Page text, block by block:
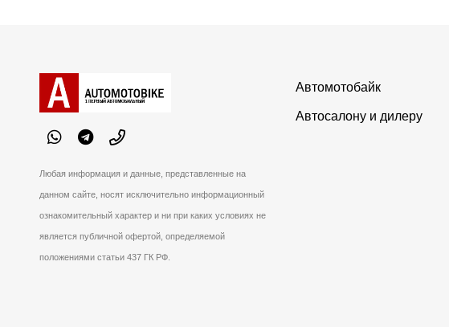
Любая информация и данные, представленные на
данном сайте, носят исключительно информационный
ознакомительный характер и ни при каких условиях не
является публичной офертой, определяемой
положениями статьи 437 ГК РФ.
Автомотобайк
Автосалону и дилеру